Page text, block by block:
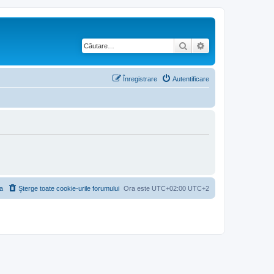
Căutare
Autentificare
Înregistrare
Ora este UTC+02:00 UTC+2
Şterge toate cookie-urile forumului